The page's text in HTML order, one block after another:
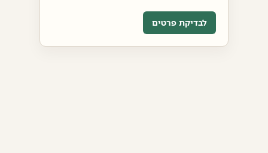
לבדיקת פרטים